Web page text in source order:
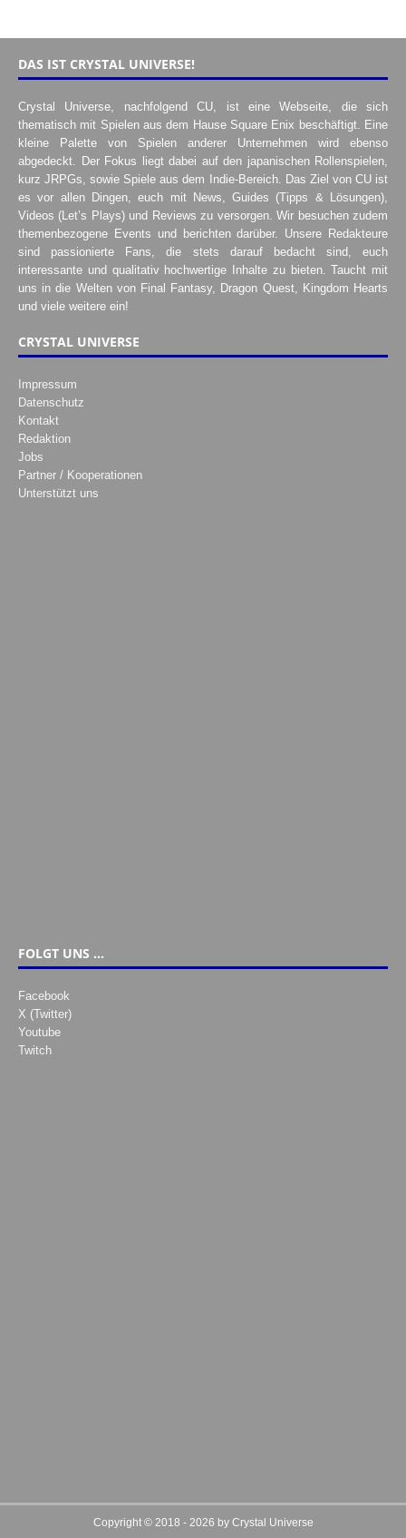
DAS IST CRYSTAL UNIVERSE!
Crystal Universe, nachfolgend CU, ist eine Webseite, die sich
thematisch mit Spielen aus dem Hause Square Enix beschäftigt. Eine
kleine Palette von Spielen anderer Unternehmen wird ebenso
abgedeckt. Der Fokus liegt dabei auf den japanischen Rollenspielen,
kurz JRPGs, sowie Spiele aus dem Indie-Bereich. Das Ziel von CU ist
es vor allen Dingen, euch mit News, Guides (Tipps & Lösungen),
Videos (Let’s Plays) und Reviews zu versorgen. Wir besuchen zudem
themenbezogene Events und berichten darüber. Unsere Redakteure
sind passionierte Fans, die stets darauf bedacht sind, euch
interessante und qualitativ hochwertige Inhalte zu bieten. Taucht mit
uns in die Welten von Final Fantasy, Dragon Quest, Kingdom Hearts
und viele weitere ein!
CRYSTAL UNIVERSE
Impressum
Datenschutz
Kontakt
Redaktion
Jobs
Partner / Kooperationen
Unterstützt uns
FOLGT UNS …
Facebook
X (Twitter)
Youtube
Twitch
Copyright © 2018 - 2026 by Crystal Universe